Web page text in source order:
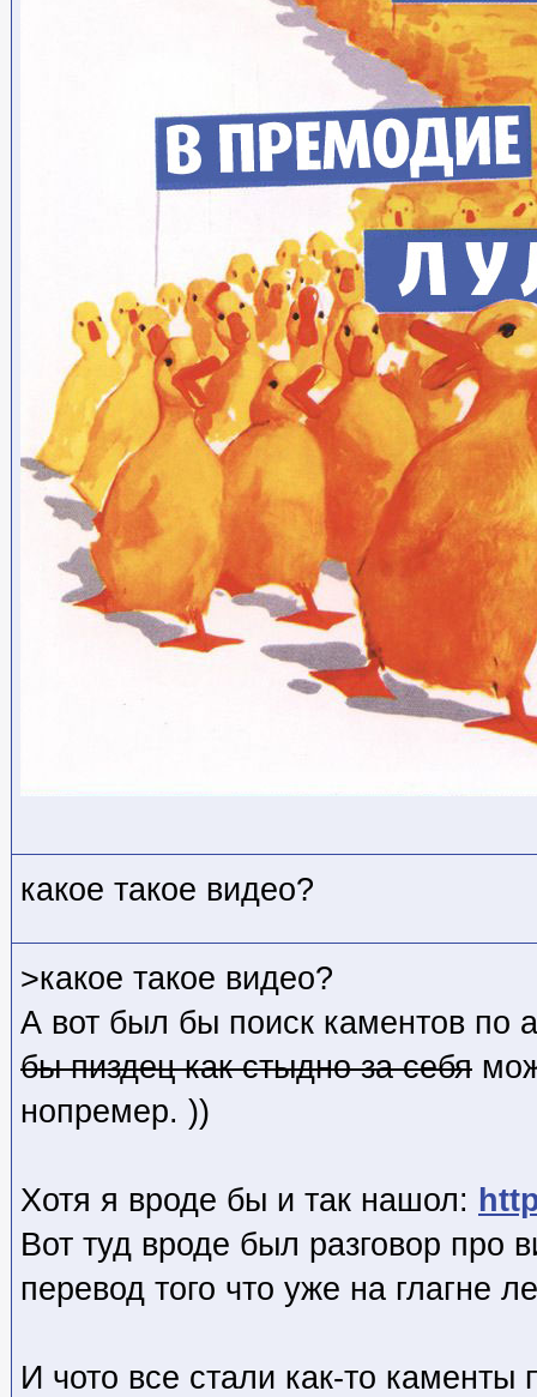
какое такое видео?
>какое такое видео?
А вот был бы поиск каментов по
бы пиздец как стыдно за себя
нопремер. ))
Хотя я вроде бы и так нашол:
Вот туд вроде был разговор про
перевод того что уже на глагне
И чото все стали как-то каменты